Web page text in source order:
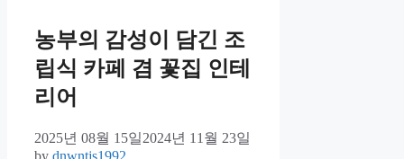
농부의 감성이 담긴 조
립식 카페 겸 꽃집 인테
리어
2025년 08월 15일2024년 11월 23일
by dnwntjs1992